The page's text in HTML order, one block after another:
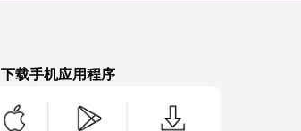
下载手机应用程序